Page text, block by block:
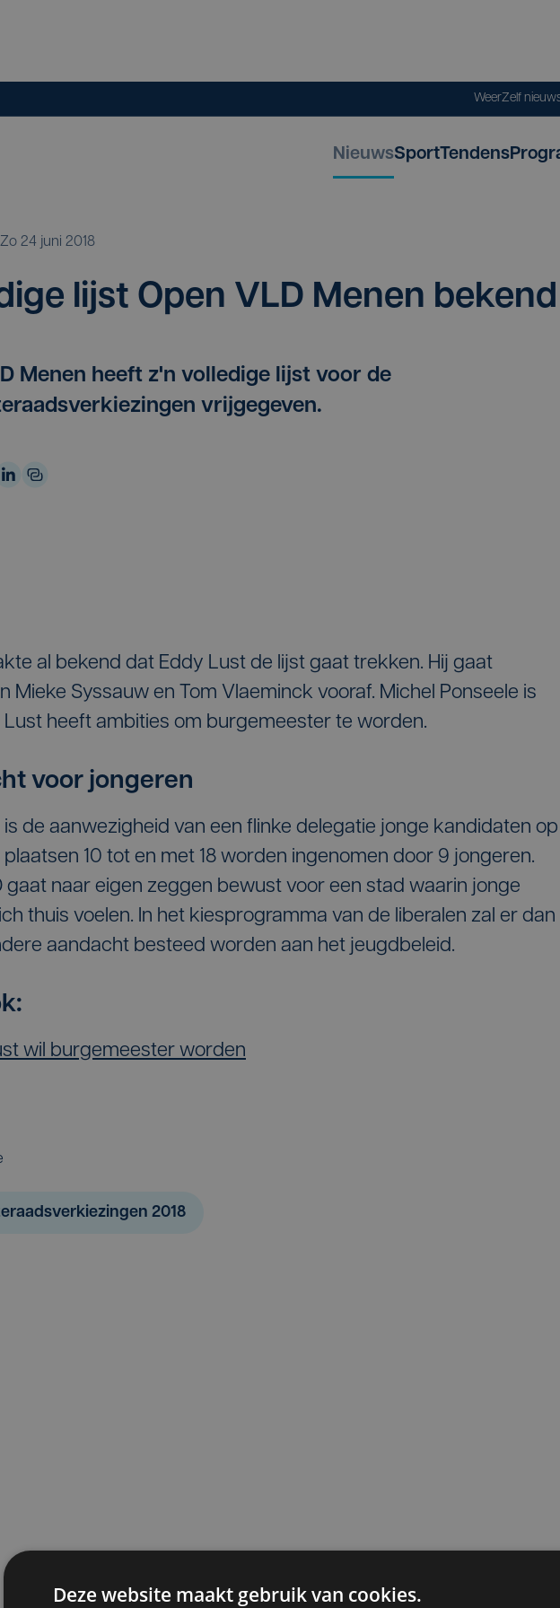
WeerZelf
NieuwsSportTendens
zo 24 juni 2018
lijst Open VLD Menen bekend
Menen heeft z'n volledige lijst voor de
vrijgegeven.
al bekend dat Eddy Lust de lijst gaat trekken. Hij gaat
Mieke Syssauw en Tom Vlaeminck vooraf. Michel Ponseele is
Lust heeft ambities om burgemeester te worden.
voor jongeren
is de aanwezigheid van een flinke delegatie jonge kandidaten op
plaatsen 10 tot en met 18 worden ingenomen door 9 jongeren.
gaat naar eigen zeggen bewust voor een stad waarin jonge
thuis voelen. In het kiesprogramma van de liberalen zal er dan
aandacht besteed worden aan het jeugdbeleid.
wil burgemeester worden
2018
Deze website maakt gebruik van cookies.